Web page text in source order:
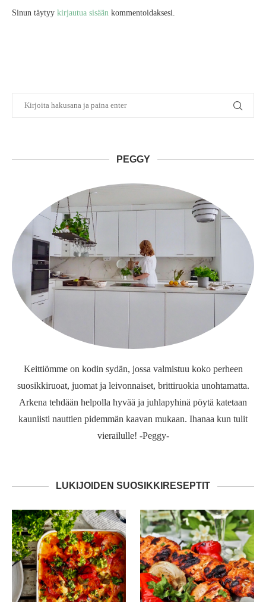
Sinun täytyy kirjautua sisään kommentoidaksesi.
PEGGY
Keittiömme on kodin sydän, jossa valmistuu koko perheen
suosikkiruoat, juomat ja leivonnaiset, brittiruokia unohtamatta.
Arkena tehdään helpolla hyvää ja juhlapyhinä pöytä katetaan
kauniisti nauttien pidemmän kaavan mukaan. Ihanaa kun tulit
vierailulle! -Peggy-
LUKIJOIDEN SUOSIKKIRESEPTIT